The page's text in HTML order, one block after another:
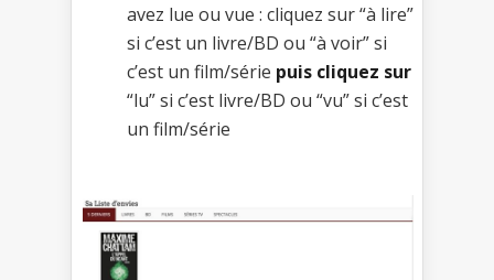
avez lue ou vue : cliquez sur “à lire”
si c’est un livre/BD ou “à voir” si
c’est un film/série puis cliquez sur
“lu” si c’est livre/BD ou “vu” si c’est
un film/série